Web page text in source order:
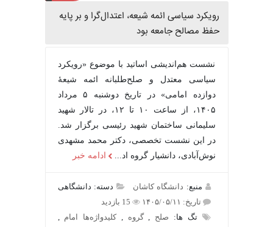
رویکرد سیاسی ائمه شیعه، اعتدال‌گرا و بر پایه
حفظ مصالح جامعه بود
نشست هم‌اندیشی اساتید با موضوع «رویکرد
سیاسی معتدل و صلح‌طلبانه ائمه شیعۀ
دوازده امامی» در تاریخ دوشنبه ۵ مرداد
۱۴۰۵، از ساعت ۱۰ تا ۱۲، در تالار شهید
سلیمانی ساختمان شهید رئیسی برگزار شد.
در این نشست تخصصی، دکتر محمد مشهدی
نوش‌آبادی، دانشیار گروه اد...
ادامه خبر
منبع:دانشگاه کاشان
دسته: دانشگاهی
تاریخ: ۱۴۰۵/۰۵/۱۱
15 بازدید
تگ ها:صلح,گروه ,کلیدواژه‌ها امام,